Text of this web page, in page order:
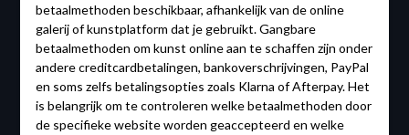
betaalmethoden beschikbaar, afhankelijk van de online
galerij of kunstplatform dat je gebruikt. Gangbare
betaalmethoden om kunst online aan te schaffen zijn onder
andere creditcardbetalingen, bankoverschrijvingen, PayPal
en soms zelfs betalingsopties zoals Klarna of Afterpay. Het
is belangrijk om te controleren welke betaalmethoden door
de specifieke website worden geaccepteerd en welke